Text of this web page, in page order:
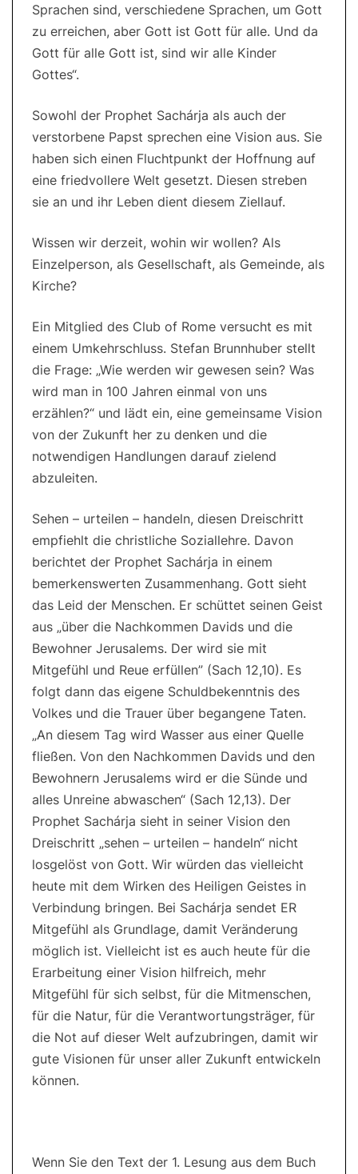
Sprachen sind, verschiedene Sprachen, um Gott
zu erreichen, aber Gott ist Gott für alle. Und da
Gott für alle Gott ist, sind wir alle Kinder
Gottes“.
Sowohl der Prophet Sachárja als auch der
verstorbene Papst sprechen eine Vision aus. Sie
haben sich einen Fluchtpunkt der Hoffnung auf
eine friedvollere Welt gesetzt. Diesen streben
sie an und ihr Leben dient diesem Ziellauf.
Wissen wir derzeit, wohin wir wollen? Als
Einzelperson, als Gesellschaft, als Gemeinde, als
Kirche?
Ein Mitglied des Club of Rome versucht es mit
einem Umkehrschluss. Stefan Brunnhuber stellt
die Frage: „Wie werden wir gewesen sein? Was
wird man in 100 Jahren einmal von uns
erzählen?“ und lädt ein, eine gemeinsame Vision
von der Zukunft her zu denken und die
notwendigen Handlungen darauf zielend
abzuleiten.
Sehen – urteilen – handeln, diesen Dreischritt
empfiehlt die christliche Soziallehre. Davon
berichtet der Prophet Sachárja in einem
bemerkenswerten Zusammenhang. Gott sieht
das Leid der Menschen. Er schüttet seinen Geist
aus „über die Nachkommen Davids und die
Bewohner Jerusalems. Der wird sie mit
Mitgefühl und Reue erfüllen” (Sach 12,10). Es
folgt dann das eigene Schuldbekenntnis des
Volkes und die Trauer über begangene Taten.
„An diesem Tag wird Wasser aus einer Quelle
fließen. Von den Nachkommen Davids und den
Bewohnern Jerusalems wird er die Sünde und
alles Unreine abwaschen“ (Sach 12,13). Der
Prophet Sachárja sieht in seiner Vision den
Dreischritt „sehen – urteilen – handeln“ nicht
losgelöst von Gott. Wir würden das vielleicht
heute mit dem Wirken des Heiligen Geistes in
Verbindung bringen. Bei Sachárja sendet ER
Mitgefühl als Grundlage, damit Veränderung
möglich ist. Vielleicht ist es auch heute für die
Erarbeitung einer Vision hilfreich, mehr
Mitgefühl für sich selbst, für die Mitmenschen,
für die Natur, für die Verantwortungsträger, für
die Not auf dieser Welt aufzubringen, damit wir
gute Visionen für unser aller Zukunft entwickeln
können.
Wenn Sie den Text der 1. Lesung aus dem Buch